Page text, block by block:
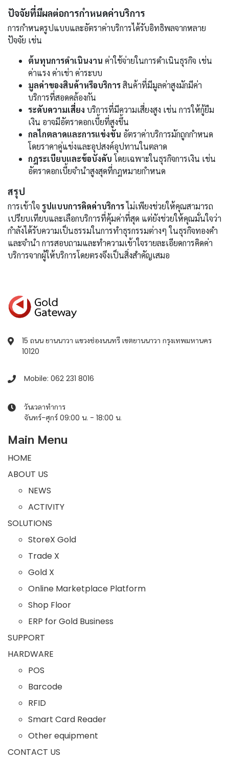
ปัจจัยที่มีผลต่อการกำหนดค่าบริการ
การกำหนดรูปแบบและอัตราค่าบริการได้รับอิทธิพลจากหลาย
ปัจจัย เช่น
ต้นทุนการดำเนินงาน ค่าใช้จ่ายในการดำเนินธุรกิจ เช่น
ค่าแรง ค่าเช่า ค่าระบบ
มูลค่าของสินค้าหรือบริการสินค้าที่มีมูลค่าสูงมักมีค่า
บริการที่สอดคล้องกัน
ระดับความเสี่ยง บริการที่มีความเสี่ยงสูง เช่น การให้กู้ยืม
เงิน อาจมีอัตราดอกเบี้ยที่สูงขึ้น
กลไกตลาดและการแข่งขัน อัตราค่าบริการมักถูกกำหนด
โดยราคาคู่แข่งและอุปสงค์อุปทานในตลาด
กฎระเบียบและข้อบังคับ โดยเฉพาะในธุรกิจการเงิน เช่น
อัตราดอกเบี้ยจำนำสูงสุดที่กฎหมายกำหนด
สรุป
การเข้าใจ รูปแบบการคิดค่าบริการไม่เพียงช่วยให้คุณสามารถ
เปรียบเทียบและเลือกบริการที่คุ้มค่าที่สุด แต่ยังช่วยให้คุณมั่นใจว่า
กำลังได้รับความเป็นธรรมในการทำธุรกรรมต่างๆ ในธุรกิจทองคำ
และจำนำ การสอบถามและทำความเข้าใจรายละเอียดการคิดค่า
บริการจากผู้ให้บริการโดยตรงจึงเป็นสิ่งสำคัญเสมอ
15 ถนน ยานนาวา แขวงช่องนนทรี เขตยานนาวา กรุงเทพมหานคร
10120
Mobile: 062 231 8016
วันเวลาทำการ
จันทร์-ศุกร์ 09:00 น. - 18:00 น.
Main Menu
HOME
ABOUT US
NEWS
ACTIVITY
SOLUTIONS
StoreX Gold
Trade X
Gold X
Online Marketplace Platform
Shop Floor
ERP for Gold Business
SUPPORT
HARDWARE
POS
Barcode
RFID
Smart Card Reader
Other equipment
CONTACT US